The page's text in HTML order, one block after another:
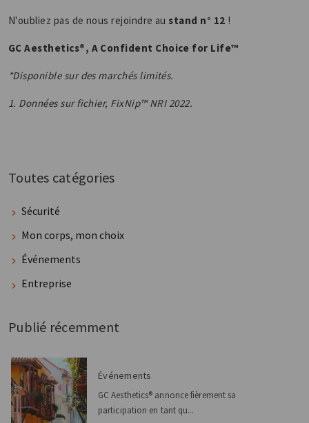
N'oubliez pas de nous rejoindre au stand n° 12 !
GC Aesthetics®, A Confident Choice for Life™
*Disponible sur des marchés limités.
1. Données sur fichier, FixNip™ NRI 2022.
Toutes catégories
Sécurité
Mon corps, mon choix
Événements
Entreprise
Publié récemment
Événements
GC Aesthetics® annonce fièrement sa
participation en tant qu...